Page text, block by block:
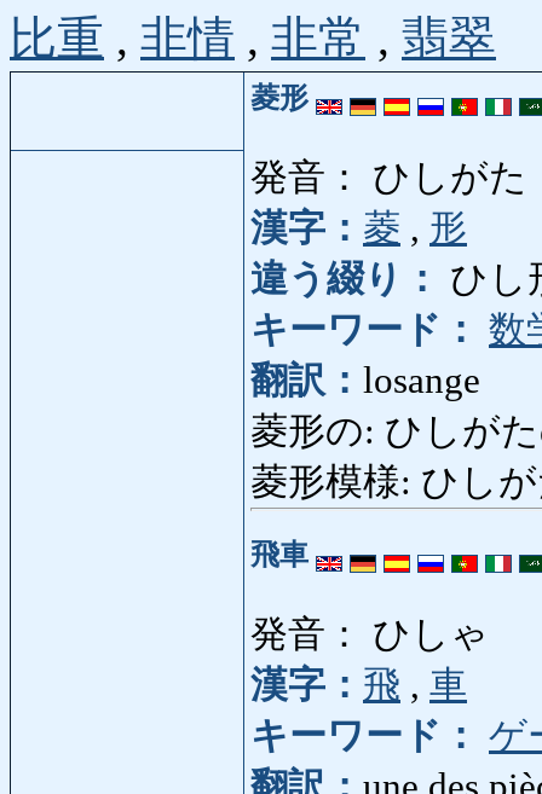
比重 , 非情 , 非常 , 翡翠
菱形
発音： ひしがた
漢字： 菱 , 形
違う綴り：
ひし
キーワード： 数
翻訳： losange
菱形の: ひしがた
菱形模様: ひし
飛車
発音： ひしゃ
漢字： 飛 , 車
キーワード： ゲ